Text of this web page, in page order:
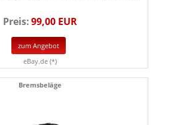
Preis:99,00 EUR
zum Angebot
eBay.de (*)
Bremsbeläge